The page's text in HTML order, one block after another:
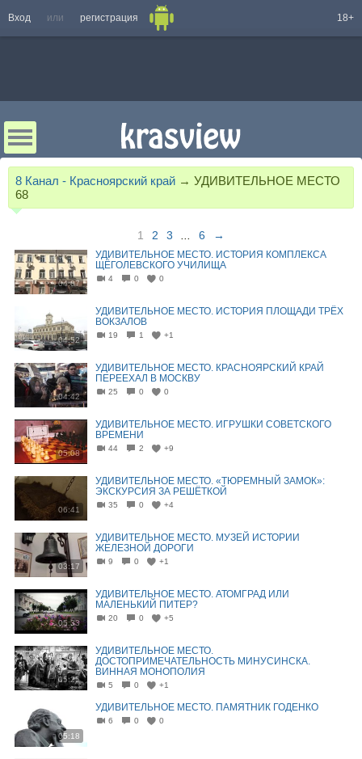
Вход или регистрация 18+
8 Канал - Красноярский край → УДИВИТЕЛЬНОЕ МЕСТО
68
1 2 3 6 →
04:07
УДИВИТЕЛЬНОЕ МЕСТО. ИСТОРИЯ КОМПЛЕКСА
ЩЁГОЛЕВСКОГО УЧИЛИЩА
4 0 0
04:52
УДИВИТЕЛЬНОЕ МЕСТО. ИСТОРИЯ ПЛОЩАДИ ТРЁХ
ВОКЗАЛОВ
19 1 +1
04:42
УДИВИТЕЛЬНОЕ МЕСТО. КРАСНОЯРСКИЙ КРАЙ
ПЕРЕЕХАЛ В МОСКВУ
25 0 0
05:08
УДИВИТЕЛЬНОЕ МЕСТО. ИГРУШКИ СОВЕТСКОГО
ВРЕМЕНИ
44 2 +9
06:41
УДИВИТЕЛЬНОЕ МЕСТО. «ТЮРЕМНЫЙ ЗАМОК»:
ЭКСКУРСИЯ ЗА РЕШЁТКОЙ
35 0 +4
03:17
УДИВИТЕЛЬНОЕ МЕСТО. МУЗЕЙ ИСТОРИИ
ЖЕЛЕЗНОЙ ДОРОГИ
9 0 +1
05:33
УДИВИТЕЛЬНОЕ МЕСТО. АТОМГРАД ИЛИ
МАЛЕНЬКИЙ ПИТЕР?
20 0 +5
05:25
УДИВИТЕЛЬНОЕ МЕСТО.
ДОСТОПРИМЕЧАТЕЛЬНОСТЬ МИНУСИНСКА.
ВИННАЯ МОНОПОЛИЯ
5 0 +1
05:18
УДИВИТЕЛЬНОЕ МЕСТО. ПАМЯТНИК ГОДЕНКО
6 0 0